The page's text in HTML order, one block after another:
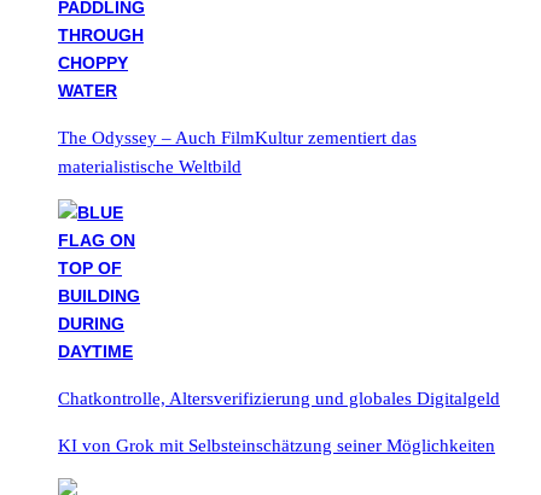
The Odyssey – Auch FilmKultur zementiert das
materialistische Weltbild
Chatkontrolle, Altersverifizierung und globales Digitalgeld
KI von Grok mit Selbsteinschätzung seiner Möglichkeiten